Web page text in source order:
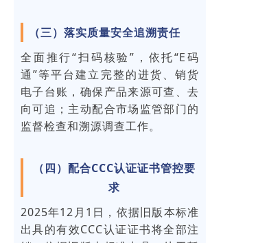
（三）落实质量安全追溯责任
全面推行“扫码核验”，依托“E码
通”等平台建立完整的进货、销货
电子台账，确保产品来源可查、去
向可追；主动配合市场监管部门的
监督检查和溯源调查工作。
（四）配合CCC认证证书管控要
求
2025年12月1日，依据旧版本标准
出具的有效CCC认证证书将全部注